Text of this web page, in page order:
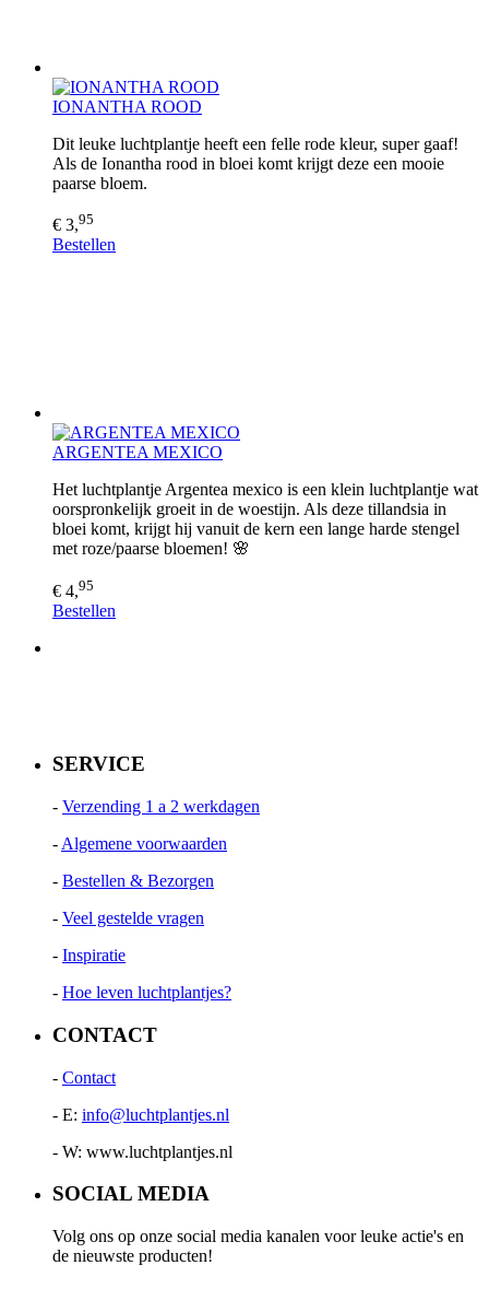
IONANTHA ROOD
Dit leuke luchtplantje heeft een felle rode kleur, super gaaf!
Als de Ionantha rood in bloei komt krijgt deze een mooie
paarse bloem.
€ 3,95
Bestellen
ARGENTEA MEXICO
Het luchtplantje Argentea mexico is een klein luchtplantje wat
oorspronkelijk groeit in de woestijn. Als deze tillandsia in
bloei komt, krijgt hij vanuit de kern een lange harde stengel
met roze/paarse bloemen! 🌸
€ 4,95
Bestellen
SERVICE
- Verzending 1 a 2 werkdagen
- Algemene voorwaarden
- Bestellen & Bezorgen
- Veel gestelde vragen
- Inspiratie
- Hoe leven luchtplantjes?
CONTACT
- Contact
- E: info@luchtplantjes.nl
- W: www.luchtplantjes.nl
SOCIAL MEDIA
Volg ons op onze social media kanalen voor leuke actie's en
de nieuwste producten!